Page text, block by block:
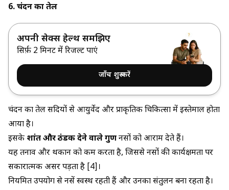
6.चंदन का तेल
अपनी सेक्स हेल्थ समझिए
सिर्फ़ 2 मिनट में रिजल्ट पाएं
जाँच शुरू करें
चंदन का तेल सदियों से आयुर्वेद और प्राकृतिक चिकित्सा में इस्तेमाल होता
आया है।
इसके शांत और ठंडक देने वाले गुणनसों को आराम देते हैं।
यह तनाव और थकान को कम करता है, जिससे नसों की कार्यक्षमता पर
सकारात्मक असर पड़ता है [4]।
नियमित उपयोग से नसें स्वस्थ रहती हैं और उनका संतुलन बना रहता है।